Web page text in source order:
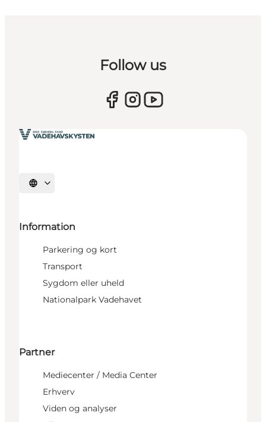
Follow us
Vælg sprog
Information
Parkering og kort
Transport
Sygdom eller uheld
Nationalpark Vadehavet
Partner
Mediecenter / Media Center
Erhverv
Viden og analyser